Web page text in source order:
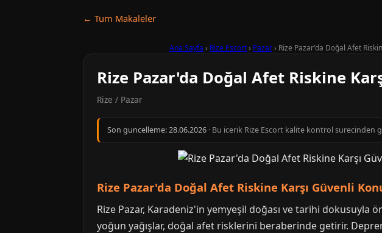
← Tum Makaleler
Ana Sayfa › Rize Escort› Pazar› Rize Pazar'da Doğal Afet
Rize Pazar'da Doğal Afet Riskine
Rize / Pazar
Son guncelleme:28.06.2026 · Bu icerik Rize Escort kalite kontrol surecinden
Rize Pazar'da Doğal Afet Riskine Karşı Güvenli
Rize Pazar, Karadeniz'in yemyeşil doğası ve tarihi dokusuyla
yoğun yağışlar, doğal afet risklerini beraberinde getirir.